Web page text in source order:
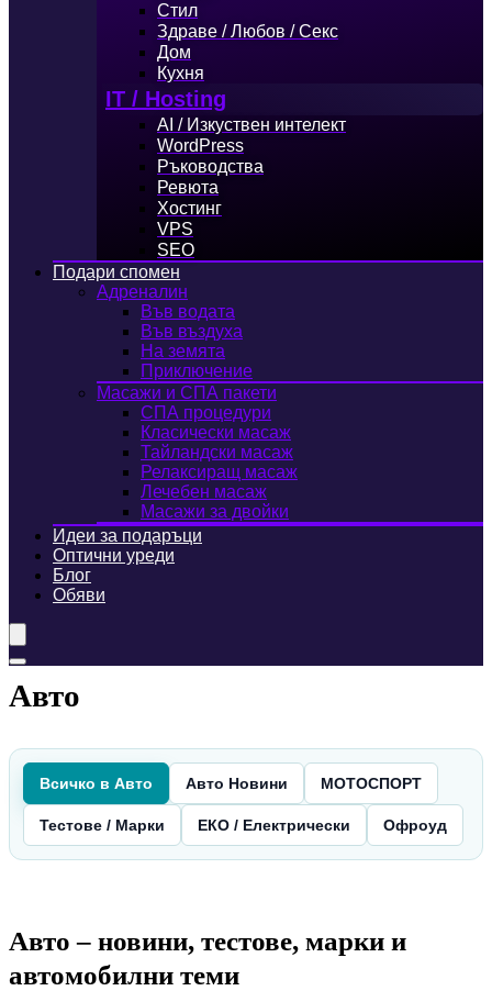
Стил
Здраве / Любов / Секс
Дом
Кухня
IT / Hosting
AI / Изкуствен интелект
WordPress
Ръководства
Ревюта
Хостинг
VPS
SEO
Подари спомен
Адреналин
Във водата
Във въздуха
На земята
Приключение
Масажи и СПА пакети
СПА процедури
Класически масаж
Тайландски масаж
Релаксиращ масаж
Лечебен масаж
Масажи за двойки
Идеи за подаръци
Оптични уреди
Блог
Обяви
Авто
Всичко в Авто Авто Новини МОТОСПОРТ
Тестове / Марки ЕКО / Електрически Офроуд
Авто – новини, тестове, марки и
автомобилни теми